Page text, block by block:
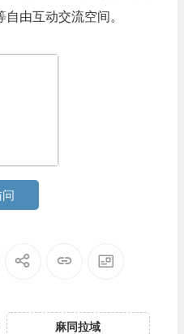
由互动交流空间。
麻同拉域